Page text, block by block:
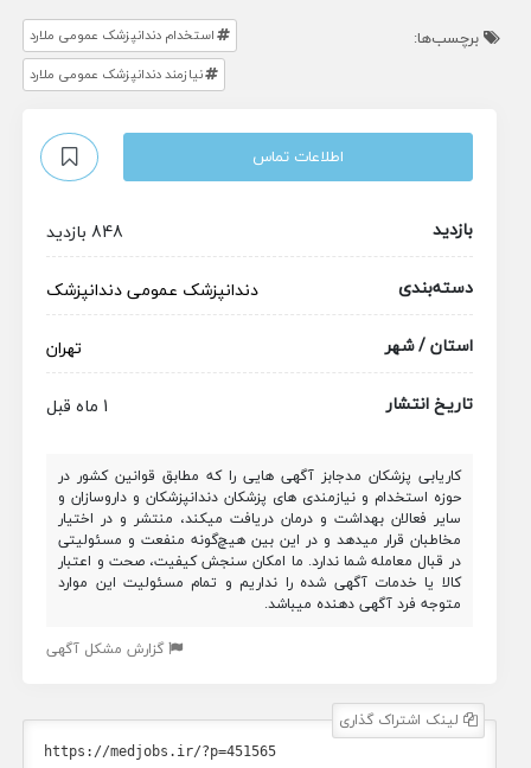
برچسب‌ها:
استخدام دندانپزشک عمومی ملارد
نیازمند دندانپزشک عمومی ملارد
اطلاعات تماس
بازدید
848 بازدید
دسته‌بندی
دندانپزشک عمومیدندانپزشک
استان / شهر
تهران
تاریخ انتشار
1 ماه قبل
کاریابی پزشکان مدجابز آگهی هایی را که مطابق قوانین کشور در
حوزه استخدام و نیازمندی های پزشکان دندانپزشکان و داروسازان و
سایر فعالان بهداشت و درمان دریافت میکند، منتشر و در اختیار
مخاطبان قرار میدهد و در این بین هیچ‌گونه منفعت و مسئولیتی
در قبال معامله شما ندارد. ما امکان سنجش کیفیت، صحت و اعتبار
کالا یا خدمات آگهی شده را نداریم و تمام مسئولیت این موارد
متوجه فرد آگهی دهنده میباشد.
گزارش مشکل آگهی
لینک اشتراک گذاری